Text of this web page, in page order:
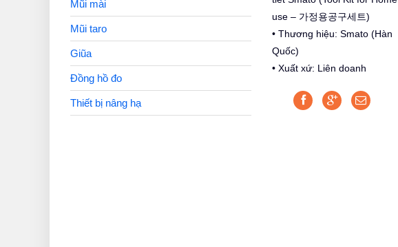
use – 가정용공구세트)
• Thương hiệu: Smato (Hàn
Quốc)
• Xuất xứ: Liên doanh
Mũi mài
Mũi taro
Giũa
Đồng hồ đo
Thiết bị nâng hạ